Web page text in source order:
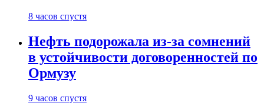
8 часов спустя
Нефть подорожала из-за сомнений
в устойчивости договоренностей по
Ормузу
9 часов спустя